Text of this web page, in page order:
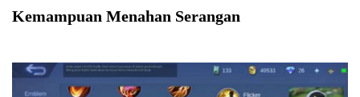
Kemampuan Menahan Serangan